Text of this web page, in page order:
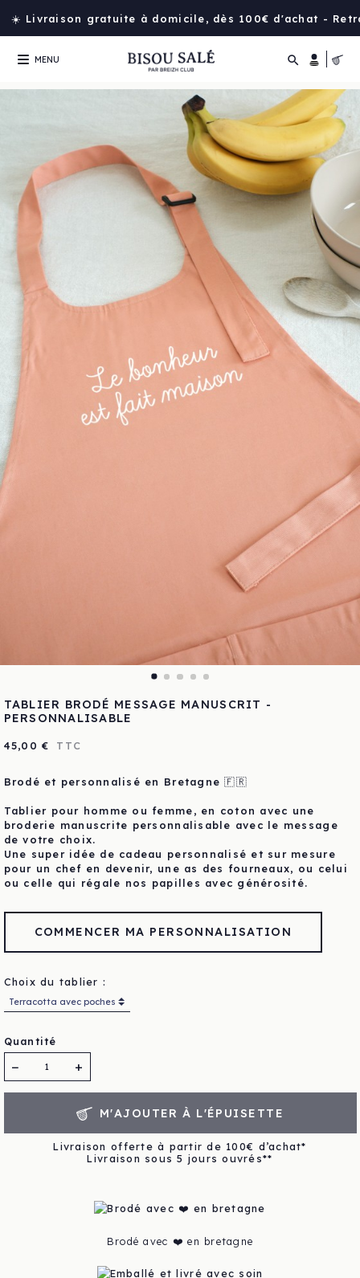
☀️ Livraison gratuite à domicile, dès 100€ d'achat -
MENU 
TABLIER BRODÉ MESSAGE MANUSCRIT -
PERSONNALISABLE
45,00 € TTC
Brodé et personnalisé en Bretagne 🇫🇷
Tablier pour homme ou femme, en coton avec une
broderie manuscrite personnalisable avec le message
de votre choix.
Une super idée de cadeau personnalisé et sur mesure
pour un chef en devenir, une as des fourneaux, ou celui
ou celle qui régale nos papilles avec générosité.
COMMENCER MA PERSONNALISATION
Choix du tablier :
Quantité
− +
M'AJOUTER À L'ÉPUISETTE
Livraison offerte à partir de 100€ d’achat*
Livraison sous 5 jours ouvrés**
Brodé avec ❤️ en bretagne